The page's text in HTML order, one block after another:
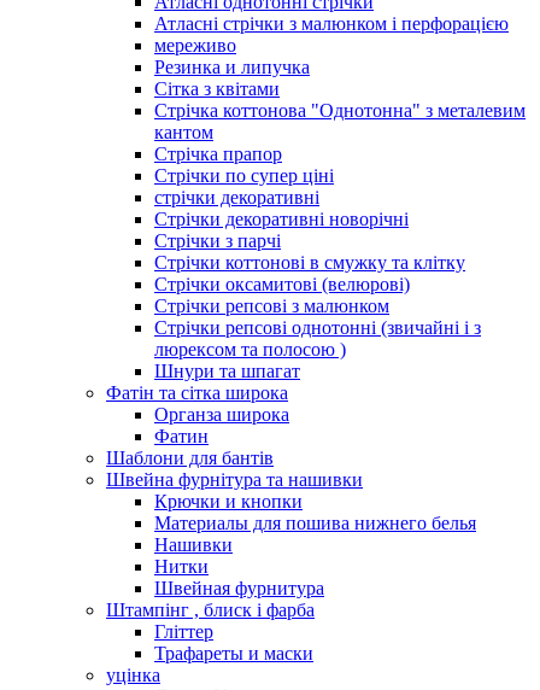
Атласні стрічки з малюнком і перфорацією
мереживо
Резинка и липучка
Сітка з квітами
Стрічка коттонова "Однотонна" з металевим
кантом
Стрічка прапор
Стрічки по супер ціні
стрічки декоративні
Стрічки декоративні новорічні
Стрічки з парчі
Стрічки коттонові в смужку та клітку
Стрічки оксамитові (велюрові)
Стрічки репсові з малюнком
Стрічки репсові однотонні (звичайні і з
люрексом та полосою )
Шнури та шпагат
Фатін та сітка широка
Органза широка
Фатин
Шаблони для бантів
Швейна фурнітура та нашивки
Крючки и кнопки
Материалы для пошива нижнего белья
Нашивки
Нитки
Швейная фурнитура
Штампінг , блиск і фарба
Гліттер
Трафареты и маски
уцінка